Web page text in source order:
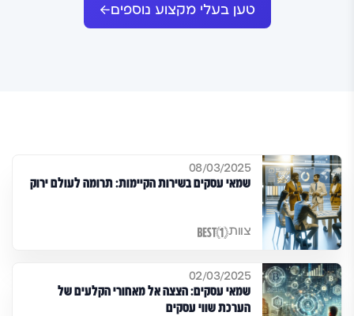
טען בעלי מקצוע נוספים
08/03/2025
שמאי עסקים בשירות הקיימות: תרומה לעולם ירוק
צוות
02/03/2025
שמאי עסקים: הצצה אל מאחורי הקלעים של
הערכת שווי עסקים